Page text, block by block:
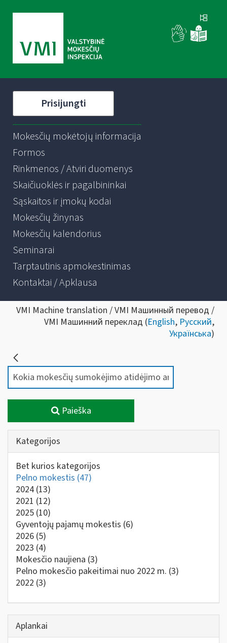
Prisijungti
Mokesčių mokėtojų informacija
Formos
Rinkmenos / Atviri duomenys
Skaičiuoklės ir pagalbininkai
Sąskaitos ir įmokų kodai
Mokesčių žinynas
Mokesčių kalendorius
Seminarai
Tarptautinis apmokestinimas
Kontaktai / Apklausa
VMI Machine translation / VMI Машинный перевод /
VMI Машинний переклад (English, Русский,
Українська)
Paieška
Kategorijos
Bet kurios kategorijos
Pelno mokestis (47)
2024 (13)
2021 (12)
2025 (10)
Gyventojų pajamų mokestis (6)
2026 (5)
2023 (4)
Mokesčio naujiena (3)
Pelno mokesčio pakeitimai nuo 2022 m. (3)
2022 (3)
Aplankai